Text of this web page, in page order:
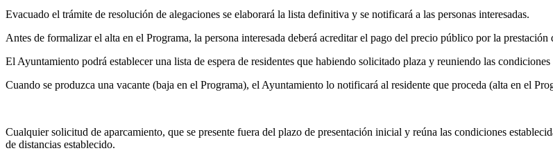
Evacuado el trámite de resolución de alegaciones se elaborará la lista definitiva y se notificará a las personas interesadas.
Antes de formalizar el alta en el Programa, la persona interesada deberá acreditar el pago del precio público por la prestación
El Ayuntamiento podrá establecer una lista de espera de residentes que habiendo solicitado plaza y reuniendo las
Cuando se produzca una vacante (baja en el Programa), el Ayuntamiento lo notificará al residente que proceda (alta en el
Cualquier solicitud de aparcamiento, que se presente fuera del plazo de presentación inicial y reúna las condiciones
de distancias establecido.